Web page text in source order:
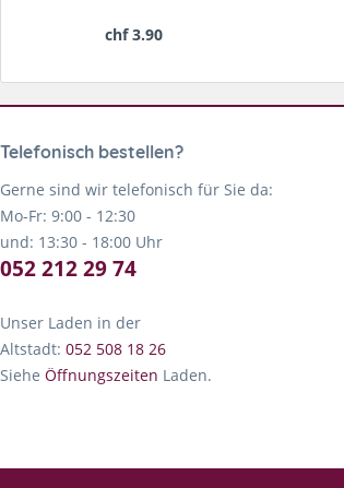
chf 3.90
Telefonisch bestellen?
Gerne sind wir telefonisch für Sie da:
Mo-Fr: 9:00 - 12:30
und: 13:30 - 18:00 Uhr
052 212 29 74
Unser Laden in der
Altstadt: 052 508 18 26
Siehe Öffnungszeiten Laden.